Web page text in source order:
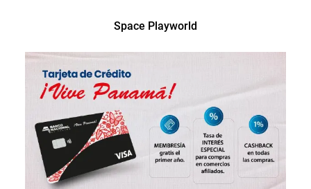
Space Playworld